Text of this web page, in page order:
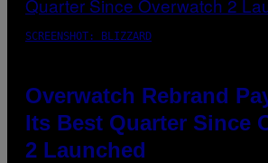
SCREENSHOT: BLIZZARD
Overwatch Rebrand
Its Best Quarter Since
2 Launched